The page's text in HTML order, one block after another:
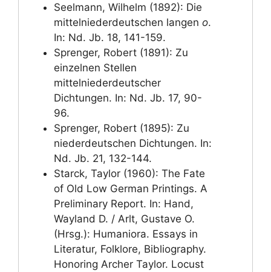
Seelmann, Wilhelm (1892): Die
mittelniederdeutschen langeno.
In: Nd. Jb. 18, 141-159.
Sprenger, Robert (1891): Zu
einzelnen Stellen
mittelniederdeutscher
Dichtungen. In: Nd. Jb. 17, 90-
96.
Sprenger, Robert (1895): Zu
niederdeutschen Dichtungen. In:
Nd. Jb. 21, 132-144.
Starck, Taylor (1960): The Fate
of Old Low German Printings. A
Preliminary Report. In: Hand,
Wayland D. / Arlt, Gustave O.
(Hrsg.): Humaniora. Essays in
Literatur, Folklore, Bibliography.
Honoring Archer Taylor. Locust